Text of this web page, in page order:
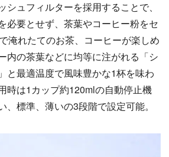
シュフィルターを採用することで、
必要とせず、茶葉やコーヒー粉をセ
淹れたてのお茶、コーヒーが楽しめ
内の茶葉などに均等に注がれる「シ
と最適温度で風味豊かな1杯を味わ
時は1カップ約120mlの自動停止機
、標準、薄いの3段階で設定可能。